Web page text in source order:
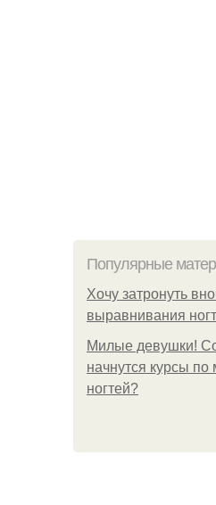
Популярные
Хочу затронуть
выравнивания
Милые девушки!
начнутся курсы
ногтей?